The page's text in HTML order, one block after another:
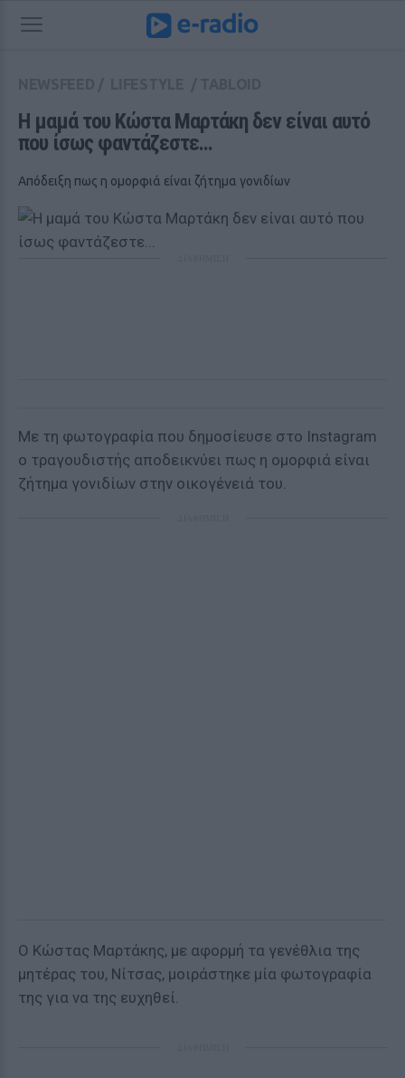
Η μαμά του Κώστα Μαρτάκη δεν είναι αυτό
που ίσως φαντάζεστε...
Απόδειξη πως η ομορφιά είναι ζήτημα γονιδίων
Με τη φωτογραφία που δημοσίευσε στο Instagram
ο τραγουδιστής αποδεικνύει πως η ομορφιά είναι
ζήτημα γονιδίων στην οικογένειά του.
Ο Κώστας Μαρτάκης, με αφορμή τα γενέθλια της
μητέρας του, Νίτσας, μοιράστηκε μία φωτογραφία
της για να της ευχηθεί.